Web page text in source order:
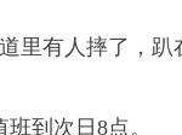
有人摔了，趴
到次日8点。